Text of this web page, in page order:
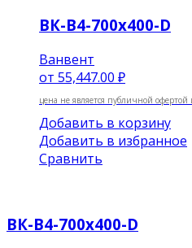
ВК-В4-700х400-D
Ванвент
от 55,447.00 ₽
цена не является публичной офертой
Добавить в корзину
Добавить в избранное
Сравнить
ВК-В4-700х400-D